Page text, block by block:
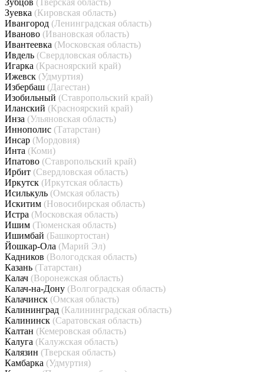
Зубцов (Тверская область)
Зуевка (Кировская область)
Ивангород (Ленинградская область)
Иваново (Ивановская область)
Ивантеевка (Московская область)
Ивдель (Свердловская область)
Игарка (Красноярский край)
Ижевск (Удмуртия)
Избербаш (Дагестан)
Изобильный (Ставропольский край)
Иланский (Красноярский край)
Инза (Ульяновская область)
Иннополис (Татарстан)
Инсар (Мордовия)
Инта (Коми)
Ипатово (Ставропольский край)
Ирбит (Свердловская область)
Иркутск (Иркутская область)
Исилькуль (Омская область)
Искитим (Новосибирская область)
Истра (Московская область)
Ишим (Тюменская область)
Ишимбай (Башкортостан)
Йошкар-Ола (Марий Эл)
Кадников (Вологодская область)
Казань (Татарстан)
Калач (Воронежская область)
Калач-на-Дону (Волгоградская область)
Калачинск (Омская область)
Калининград (Калининградская область)
Калининск (Саратовская область)
Калтан (Кемеровская область)
Калуга (Калужская область)
Калязин (Тверская область)
Камбарка (Удмуртия)